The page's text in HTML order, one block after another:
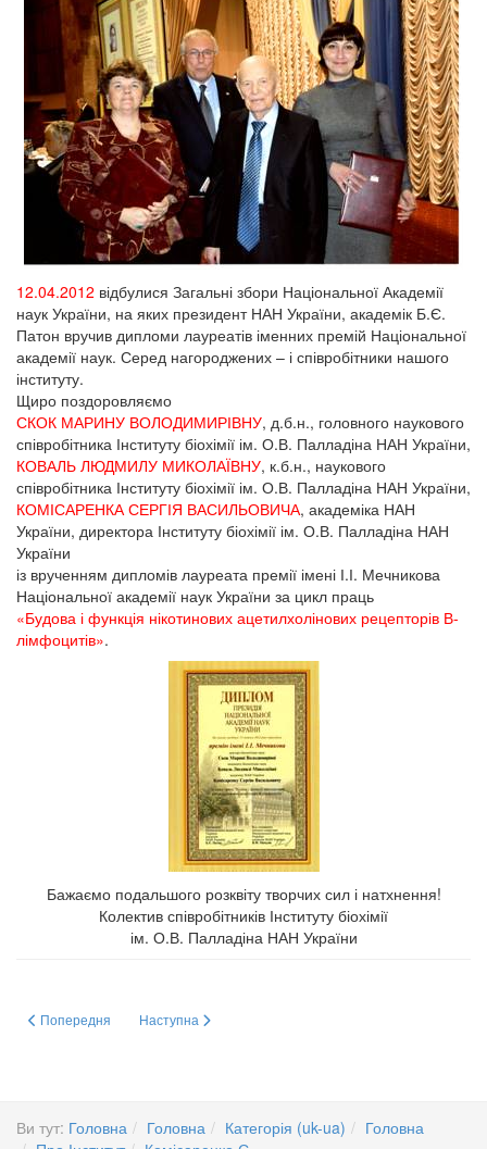
12.04.2012 відбулися Загальні збори Національної Академії
наук України, на яких президент НАН України, академік Б.Є.
Патон вручив дипломи лауреатів іменних премій Національної
академії наук. Серед нагороджених – і співробітники нашого
інституту.
Щиро поздоровляємо
СКОК МАРИНУ ВОЛОДИМИРІВНУ, д.б.н., головного наукового
співробітника Інституту біохімії ім. О.В. Палладіна НАН України,
КОВАЛЬ ЛЮДМИЛУ МИКОЛАЇВНУ, к.б.н., наукового
співробітника Інституту біохімії ім. О.В. Палладіна НАН України,
КОМІСАРЕНКА СЕРГІЯ ВАСИЛЬОВИЧА, академіка НАН
України, директора Інституту біохімії ім. О.В. Палладіна НАН
України
із врученням дипломів лауреата премії імені І.І. Мечникова
Національної академії наук України за цикл праць
«Будова і функція нікотинових ацетилхолінових рецепторів В-
лімфоцитів».
Бажаємо подальшого розквіту творчих сил і натхнення!
Колектив співробітників Інституту біохімії
ім. О.В. Палладіна НАН України
Попередня стаття: Церемонія нагородження 29.09.2012. Пекін, КНР
Попередня Наступна стаття: Міжнародна конференція
Наступна
Ви тут: Головна Головна Категорія (uk-ua)
Головна